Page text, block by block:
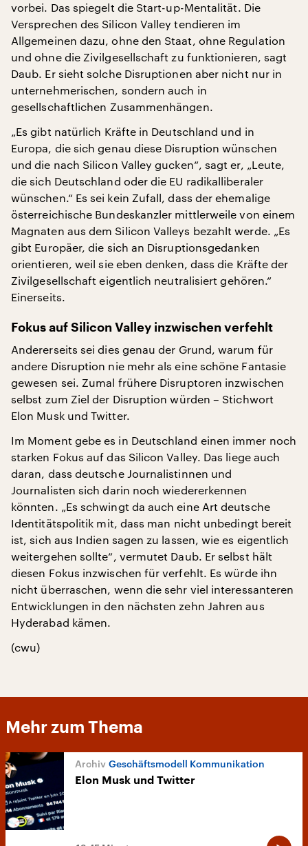
vorbei. Das spiegelt die Start-up-Mentalität. Die
Versprechen des Silicon Valley tendieren im
Allgemeinen dazu, ohne den Staat, ohne Regulation
und ohne die Zivilgesellschaft zu funktionieren, sagt
Daub. Er sieht solche Disruptionen aber nicht nur in
unternehmerischen, sondern auch in
gesellschaftlichen Zusammenhängen.
„Es gibt natürlich Kräfte in Deutschland und in
Europa, die sich genau diese Disruption wünschen
und die nach Silicon Valley gucken“, sagt er, „Leute,
die sich Deutschland oder die EU radikalliberaler
wünschen.“ Es sei kein Zufall, dass der ehemalige
österreichische Bundeskanzler mittlerweile von einem
Magnaten aus dem Silicon Valleys bezahlt werde. „Es
gibt Europäer, die sich an Disruptionsgedanken
orientieren, weil sie eben denken, dass die Kräfte der
Zivilgesellschaft eigentlich neutralisiert gehören.“
Einerseits.
Fokus auf Silicon Valley inzwischen verfehlt
Andererseits sei dies genau der Grund, warum für
andere Disruption nie mehr als eine schöne Fantasie
gewesen sei. Zumal frühere Disruptoren inzwischen
selbst zum Ziel der Disruption würden – Stichwort
Elon Musk und Twitter.
Im Moment gebe es in Deutschland einen immer noch
starken Fokus auf das Silicon Valley. Das liege auch
daran, dass deutsche Journalistinnen und
Journalisten sich darin noch wiedererkennen
könnten. „Es schwingt da auch eine Art deutsche
Identitätspolitik mit, dass man nicht unbedingt bereit
ist, sich aus Indien sagen zu lassen, wie es eigentlich
weitergehen sollte“, vermutet Daub. Er selbst hält
diesen Fokus inzwischen für verfehlt. Es würde ihn
nicht überraschen, wenn die sehr viel interessanteren
Entwicklungen in den nächsten zehn Jahren aus
Hyderabad kämen.
(cwu)
Mehr zum Thema
Geschäftsmodell Kommunikation
Elon Musk und Twitter